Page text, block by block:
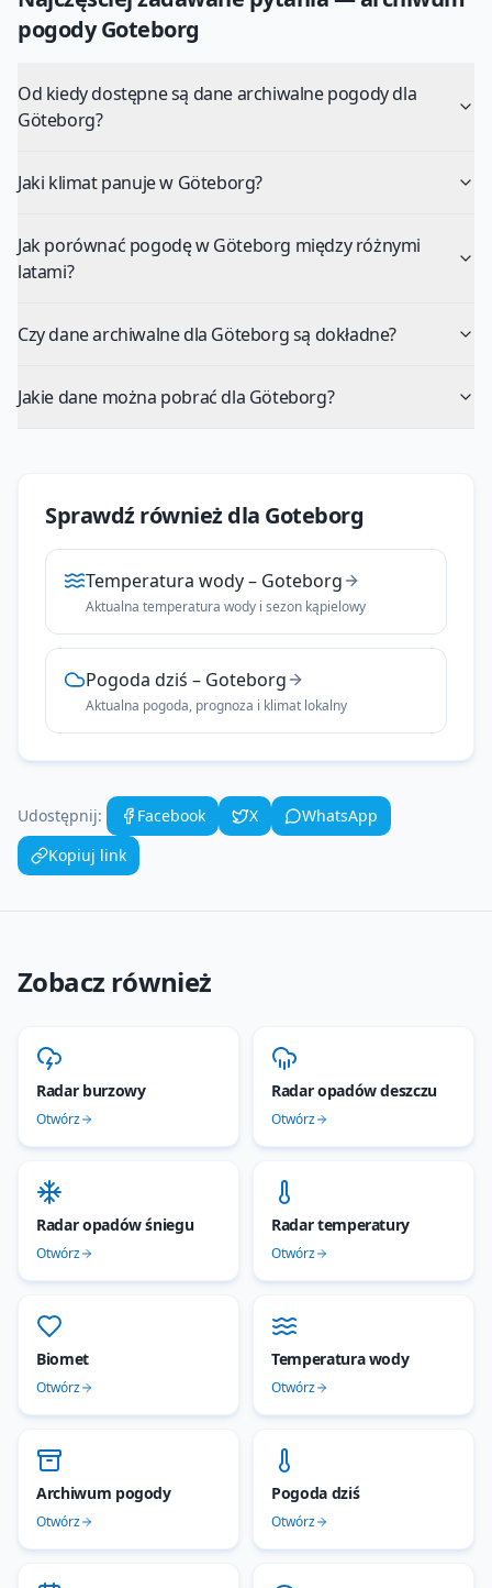
pogodyGoteborg
Od kiedy dostępne są dane archiwalne pogody dla
Göteborg?
Jaki klimat panuje w Göteborg?
Jak porównać pogodę w Göteborg między różnymi
latami?
Czy dane archiwalne dla Göteborg są dokładne?
Jakie dane można pobrać dla Göteborg?
Sprawdź również dla Goteborg
Temperatura wody– Goteborg
Aktualna temperatura wody i sezon kąpielowy
Pogoda dziś – Goteborg
Aktualna pogoda, prognoza i klimat lokalny
Udostępnij: Facebook X
WhatsApp
Kopiuj link
Zobacz również
Radar burzowy
Otwórz
Radar opadów deszczu
Otwórz
Radar opadów śniegu
Otwórz
Radar temperatury
Otwórz
Biomet
Otwórz
Temperatura wody
Otwórz
Archiwum pogody
Otwórz
Pogoda dziś
Otwórz